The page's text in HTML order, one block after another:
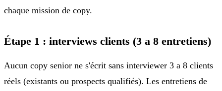
chaque mission de copy.
Étape 1 : interviews clients (3 a 8 entretiens)
Aucun copy senior ne s'écrit sans interviewer 3 a 8 clients
réels (existants ou prospects qualifiés). Les entretiens de